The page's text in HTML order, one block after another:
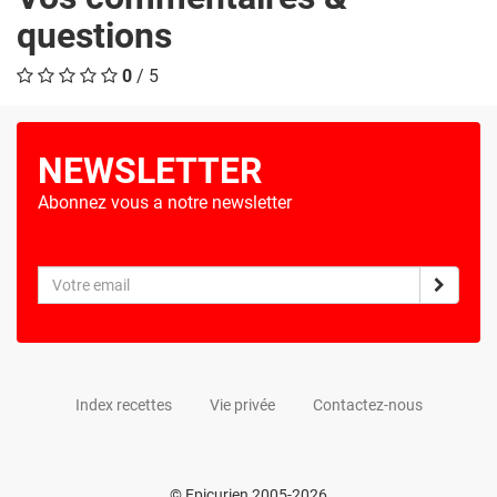
questions
0 / 5
NEWSLETTER
Abonnez vous a notre newsletter
Index recettes Vie privée Contactez-nous